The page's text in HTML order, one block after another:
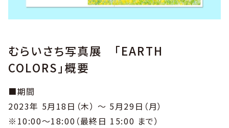
むらいさち写真展 「EARTH
COLORS」概要
■期間
2023年 5月18日（木） ～ 5月29日（月）
※10:00〜18:00（最終日 15:00 まで）